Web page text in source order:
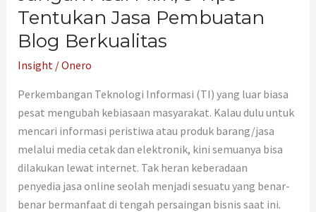
Tentukan Jasa Pembuatan
Blog Berkualitas
Insight /Onero
Perkembangan Teknologi Informasi (TI) yang luar biasa
pesat mengubah kebiasaan masyarakat. Kalau dulu untuk
mencari informasi peristiwa atau produk barang/jasa
melalui media cetak dan elektronik, kini semuanya bisa
dilakukan lewat internet. Tak heran keberadaan
penyedia jasa online seolah menjadi sesuatu yang benar-
benar bermanfaat di tengah persaingan bisnis saat ini.